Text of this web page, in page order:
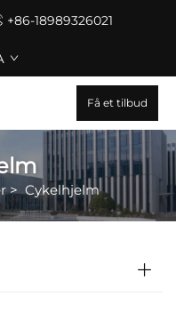
+86-18989326021
Få et tilbud
>Cykelhjelm